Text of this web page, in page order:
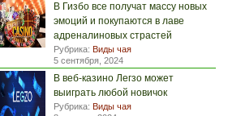
В Гизбо все получат массу новых
эмоций и покупаются в лаве
адреналиновых страстей
Рубрика: Виды чая
5 сентября, 2024
В веб-казино Легзо может
выиграть любой новичок
Рубрика: Виды чая